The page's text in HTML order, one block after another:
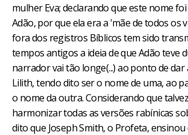
mulher Eva; declarando que este nome
Adão, por que ela era a 'mãe de todos os
fora dos registros Bíblicos tem sido
tempos antigos a ideia de que Adão teve
narrador vai tão longe(...) ao ponto de dar
Lilith, tendo dito ser o nome de uma, ao
o nome da outra. Considerando que
harmonizar todas as versões rabínicas
dito que Joseph Smith, o Profeta, ensinou